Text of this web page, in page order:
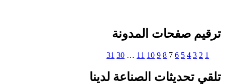
ترقيم صفحات المدونة
1
2
3
4
5
6
7
8
9
10
11
…
30
31
تلقي تحديثات الصناعة لدينا